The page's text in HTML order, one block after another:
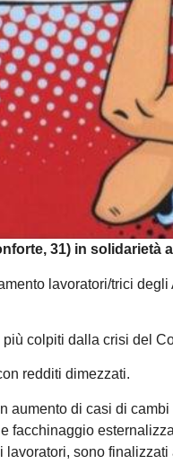
31) in solidarietà
lavoratori/trici
più colpiti dalla crisi del
redditi dimezzati.
di casi di
facchinaggio
sono